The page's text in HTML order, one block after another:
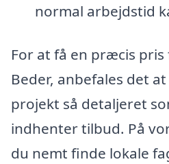
normal arbejdstid
For at få en præcis
Beder, anbefales det
projekt så detaljeret
indhenter tilbud. På
du nemt finde lokale